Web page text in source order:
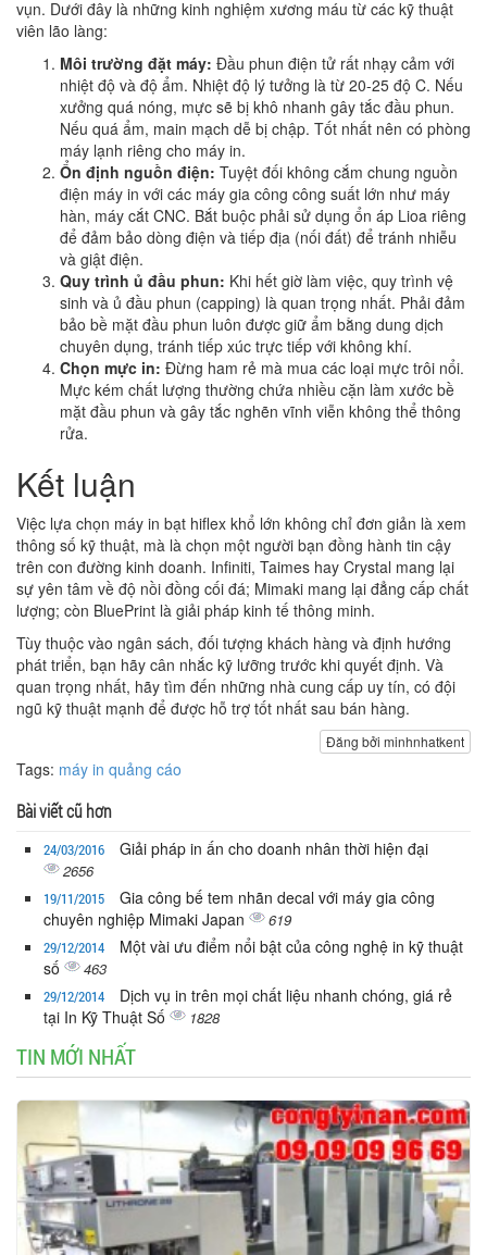
vụn. Dưới đây là những kinh nghiệm xương máu từ các kỹ thuật
viên lão làng:
Môi trường đặt máy: Đầu phun điện tử rất nhạy cảm với
nhiệt độ và độ ẩm. Nhiệt độ lý tưởng là từ 20-25 độ C. Nếu
xưởng quá nóng, mực sẽ bị khô nhanh gây tắc đầu phun.
Nếu quá ẩm, main mạch dễ bị chập. Tốt nhất nên có phòng
máy lạnh riêng cho máy in.
Ổn định nguồn điện: Tuyệt đối không cắm chung nguồn
điện máy in với các máy gia công công suất lớn như máy
hàn, máy cắt CNC. Bắt buộc phải sử dụng ổn áp Lioa riêng
để đảm bảo dòng điện và tiếp địa (nối đất) để tránh nhiễu
và giật điện.
Quy trình ủ đầu phun: Khi hết giờ làm việc, quy trình vệ
sinh và ủ đầu phun (capping) là quan trọng nhất. Phải đảm
bảo bề mặt đầu phun luôn được giữ ẩm bằng dung dịch
chuyên dụng, tránh tiếp xúc trực tiếp với không khí.
Chọn mực in: Đừng ham rẻ mà mua các loại mực trôi nổi.
Mực kém chất lượng thường chứa nhiều cặn làm xước bề
mặt đầu phun và gây tắc nghẽn vĩnh viễn không thể thông
rửa.
Kết luận
Việc lựa chọn máy in bạt hiflex khổ lớn không chỉ đơn giản là xem
thông số kỹ thuật, mà là chọn một người bạn đồng hành tin cậy
trên con đường kinh doanh. Infiniti, Taimes hay Crystal mang lại
sự yên tâm về độ nồi đồng cối đá; Mimaki mang lại đẳng cấp chất
lượng; còn BluePrint là giải pháp kinh tế thông minh.
Tùy thuộc vào ngân sách, đối tượng khách hàng và định hướng
phát triển, bạn hãy cân nhắc kỹ lưỡng trước khi quyết định. Và
quan trọng nhất, hãy tìm đến những nhà cung cấp uy tín, có đội
ngũ kỹ thuật mạnh để được hỗ trợ tốt nhất sau bán hàng.
Đăng bởi minhnhatkent
Tags: máy in quảng cáo
Bài viết cũ hơn
24/03/2016 Giải pháp in ấn cho doanh nhân thời hiện đại
2656
19/11/2015
Gia công bế tem nhãn decal với máy gia công
chuyên nghiệp Mimaki Japan
619
29/12/2014
Một vài ưu điểm nổi bật của công nghệ in kỹ thuật
số
463
29/12/2014
Dịch vụ in trên mọi chất liệu nhanh chóng, giá rẻ
tại In Kỹ Thuật Số
1828
TIN MỚI NHẤT